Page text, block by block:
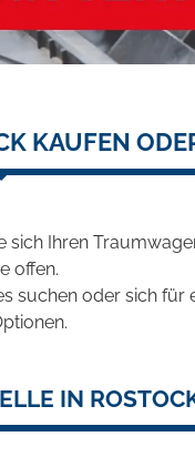
KAUFEN
sich Ihren
offen.
suchen oder sich
IN